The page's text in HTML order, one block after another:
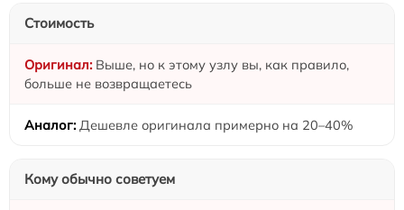
Стоимость
Выше, но к этому узлу вы, как правило,
больше не возвращаетесь
Дешевле оригинала примерно на 20–40%
Кому обычно советуем